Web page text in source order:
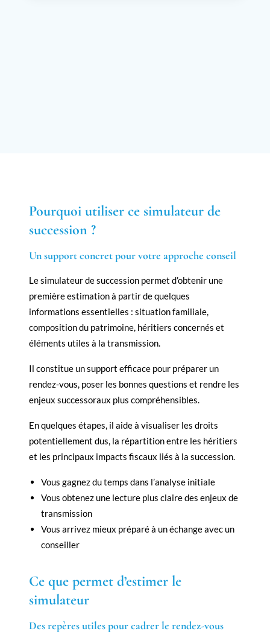
Pourquoi utiliser ce simulateur de
succession ?
Un support concret pour votre approche conseil
Le simulateur de succession permet d’obtenir une
première estimation à partir de quelques
informations essentielles : situation familiale,
composition du patrimoine, héritiers concernés et
éléments utiles à la transmission.
Il constitue un support efficace pour préparer un
rendez-vous, poser les bonnes questions et rendre les
enjeux successoraux plus compréhensibles.
En quelques étapes, il aide à visualiser les droits
potentiellement dus, la répartition entre les héritiers
et les principaux impacts fiscaux liés à la succession.
Vous gagnez du temps dans l’analyse initiale
Vous obtenez une lecture plus claire des enjeux de
transmission
Vous arrivez mieux préparé à un échange avec un
conseiller
Ce que permet d’estimer le
simulateur
Des repères utiles pour cadrer le rendez-vous